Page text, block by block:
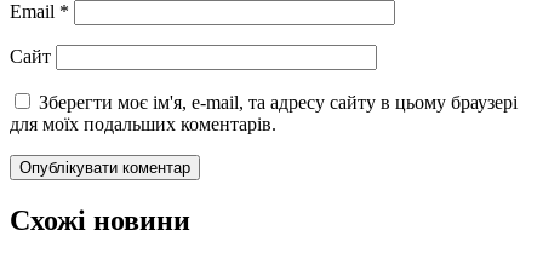
Email *
Сайт
Зберегти моє ім'я, e-mail, та адресу сайту в цьому браузері
для моїх подальших коментарів.
Схожі новини